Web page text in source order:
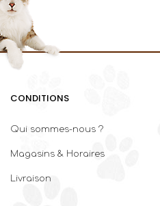
CONDITIONS
Qui sommes-nous ?
Magasins & Horaires
Livraison